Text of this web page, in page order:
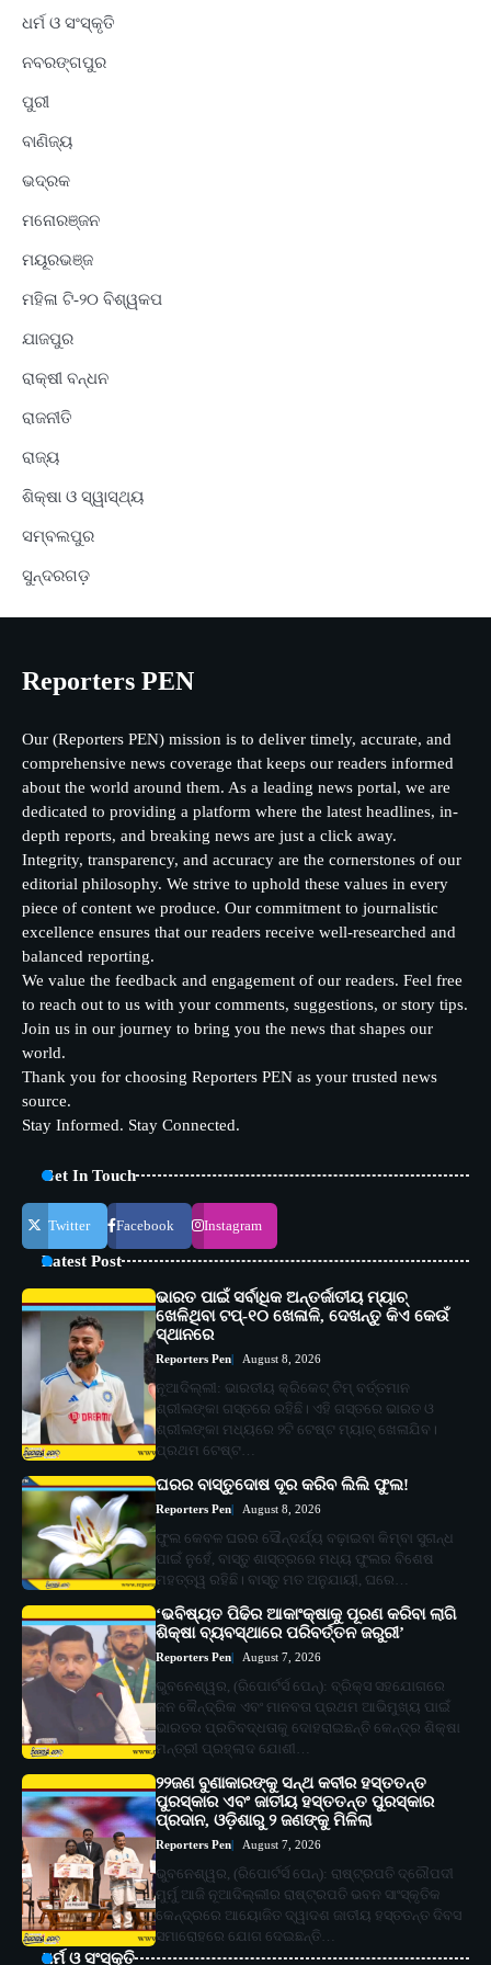
ଧର୍ମ ଓ ସଂସ୍କୃତି
ନବରଙ୍ଗପୁର
ପୁରୀ
ବାଣିଜ୍ୟ
ଭଦ୍ରକ
ମନୋରଞ୍ଜନ
ମୟୂରଭଞ୍ଜ
ମହିଳା ଟି-୨୦ ବିଶ୍ୱକପ
ଯାଜପୁର
ରାକ୍ଷୀ ବନ୍ଧନ
ରାଜନୀତି
ରାଜ୍ୟ
ଶିକ୍ଷା ଓ ସ୍ୱାସ୍ଥ୍ୟ
ସମ୍ବଲପୁର
ସୁନ୍ଦରଗଡ଼
Reporters PEN
Our (Reporters PEN) mission is to deliver timely, accurate, and
comprehensive news coverage that keeps our readers informed
about the world around them. As a leading news portal, we are
dedicated to providing a platform where the latest headlines, in-
depth reports, and breaking news are just a click away.
Integrity, transparency, and accuracy are the cornerstones of our
editorial philosophy. We strive to uphold these values in every
piece of content we produce. Our commitment to journalistic
excellence ensures that our readers receive well-researched and
balanced reporting.
We value the feedback and engagement of our readers. Feel free
to reach out to us with your comments, suggestions, or story tips.
Join us in our journey to bring you the news that shapes our
world.
Thank you for choosing Reporters PEN as your trusted news
source.
Stay Informed. Stay Connected.
Get In Touch
Twitter Facebook Instagram
Latest Post
ଭାରତ ପାଇଁ ସର୍ବାଧିକ ଅନ୍ତର୍ଜାତୀୟ ମ୍ୟାଚ୍
ଖେଳିଥିବା ଟପ୍-୧୦ ଖେଳାଳି, ଦେଖନ୍ତୁ କିଏ କେଉଁ
ସ୍ଥାନରେ
Reporters Pen August 8, 2026
ନୂଆଦିଲ୍ଲୀ: ଭାରତୀୟ କ୍ରିକେଟ୍ ଟିମ୍ ବର୍ତ୍ତମାନ
ଶ୍ରୀଲଙ୍କା ଗସ୍ତରେ ରହିଛି। ଏହି ଗସ୍ତରେ ଭାରତ ଓ
ଶ୍ରୀଲଙ୍କା ମଧ୍ୟରେ ୨ଟି ଟେଷ୍ଟ ମ୍ୟାଚ୍ ଖେଳାଯିବ।
ପ୍ରଥମ ଟେଷ୍ଟ…
ଘରର ବାସ୍ତୁଦୋଷ ଦୂର କରିବ ଲିଲି ଫୁଲ!
Reporters Pen August 8, 2026
ଫୁଲ କେବଳ ଘରର ସୌନ୍ଦର୍ଯ୍ୟ ବଢ଼ାଇବା କିମ୍ବା ସୁଗନ୍ଧ
ପାଇଁ ନୁହେଁ, ବାସ୍ତୁ ଶାସ୍ତ୍ରରେ ମଧ୍ୟ ଫୁଲର ବିଶେଷ
ମହତ୍ତ୍ୱ ରହିଛି। ବାସ୍ତୁ ମତ ଅନୁଯାୟୀ, ଘରେ…
‘ଭବିଷ୍ୟତ ପିଢିର ଆକାଂକ୍ଷାକୁ ପୂରଣ କରିବା ଲାଗି
ଶିକ୍ଷା ବ୍ୟବସ୍ଥାରେ ପରିବର୍ତ୍ତନ ଜରୁରୀ’
Reporters Pen August 7, 2026
ଭୁବନେଶ୍ୱର, (ରିପୋର୍ଟର୍ସ ପେନ୍‌): ବ୍ରିକ୍ସ ସହଯୋଗରେ
ଜନ କୈନ୍ଦ୍ରିକ ଏବଂ ମାନବତା ପ୍ରଥମ ଆଭିମୁଖ୍ୟ ପାଇଁ
ଭାରତର ପ୍ରତିବଦ୍ଧତାକୁ ଦୋହରାଇଛନ୍ତି କେନ୍ଦ୍ର ଶିକ୍ଷା
ମନ୍ତ୍ରୀ ପ୍ରହ୍ଲାଦ ଯୋଶୀ…
୨୨ଜଣ ବୁଣାକାରଙ୍କୁ ସନ୍ଥ କବୀର ହସ୍ତତନ୍ତ
ପୁରସ୍କାର ଏବଂ ଜାତୀୟ ହସ୍ତତନ୍ତ ପୁରସ୍କାର
ପ୍ରଦାନ, ଓଡ଼ିଶାରୁ ୨ ଜଣଙ୍କୁ ମିଳିଲା
Reporters Pen August 7, 2026
ଭୁବନେଶ୍ୱର, (ରିପୋର୍ଟର୍ସ ପେନ୍‌): ରାଷ୍ଟ୍ରପତି ଦ୍ରୌପଦୀ
ମୁର୍ମୁ ଆଜି ନୂଆଦିଲ୍ଲୀର ରାଷ୍ଟ୍ରପତି ଭବନ ସାଂସ୍କୃତିକ
କେନ୍ଦ୍ରରେ ଆୟୋଜିତ ଦ୍ୱାଦଶ ଜାତୀୟ ହସ୍ତତନ୍ତ ଦିବସ
ସମାରୋହରେ ଯୋଗ ଦେଇଛନ୍ତି…
ଧର୍ମ ଓ ସଂସ୍କୃତି